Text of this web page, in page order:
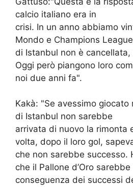
calcio italiano era in
crisi. In un anno abbiamo
Mondo e Champions
di Istanbul non è
Oggi però piangono loro
noi due anni fa".
Kakà: "Se avessimo
di Istanbul non sarebbe
arrivata di nuovo la rimonta
volta, dopo il loro gol,
che non sarebbe successo.
che il Pallone d’Oro
conseguenza dei successi